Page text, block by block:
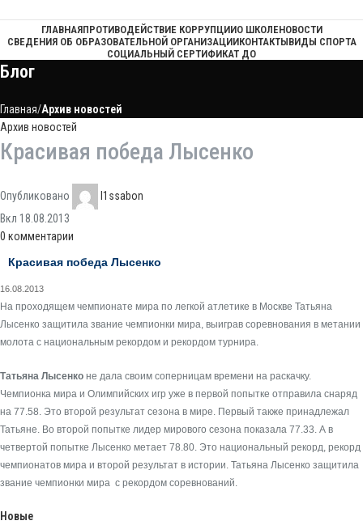
ГЛАВНАЯПРОТИВОДЕЙСТВИЕ КОРРУПЦИИО ШКОЛЕНОВОСТИ
СВЕДЕНИЯ ОБ ОБРАЗОВАТЕЛЬНОЙ ОРГАНИЗАЦИИКОНТАКТЫВИДЫ СПОРТА
СОЦИАЛЬНЫЙ СЕРТИФИКАТ ДО
Блог
Главная Архив новостей
Архив новостей
Красивая победа Лысенко
Опубликовано
l1ssabon
Вкл 18.08.2013
0 комментарии
Красивая победа Лысенко
16.08.2013
На проходящем чемпионате мира по легкой атлетике в Москве Татьяна
Лысенко защитила звание чемпионки мира, выиграв соревнования в метании
молота с национальным рекордом и рекордом турнира.
Татьяна Лысенко не дала своим соперницам времени на раскачку.
Чемпионка мира и Олимпийских игр уже в первой попытке отправила снаряд
на 77.58. Это второй результат сезона в мире. Первый также принадлежал
Татьяне. Во второй попытке лидер мирового сезона показала 77.33. А в
четвертой попытке Лысенко метает 78.80. Это национальный рекорд, рекорд
чемпионатов мира и второй результат в истории. Татьяна Лысенко защитила
звание чемпионки мира с рекордом соревнований.
Новые